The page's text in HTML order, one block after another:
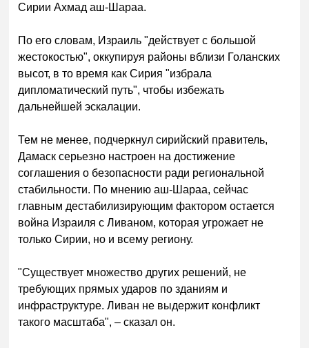
Сирии Ахмад аш-Шараа.
По его словам, Израиль "действует с большой
жестокостью", оккупируя районы вблизи Голанских
высот, в то время как Сирия "избрала
дипломатический путь", чтобы избежать
дальнейшей эскалации.
Тем не менее, подчеркнул сирийский правитель,
Дамаск серьезно настроен на достижение
соглашения о безопасности ради региональной
стабильности. По мнению аш-Шараа, сейчас
главным дестабилизирующим фактором остается
война Израиля с Ливаном, которая угрожает не
только Сирии, но и всему региону.
"Существует множество других решений, не
требующих прямых ударов по зданиям и
инфраструктуре. Ливан не выдержит конфликт
такого масштаба", – сказал он.